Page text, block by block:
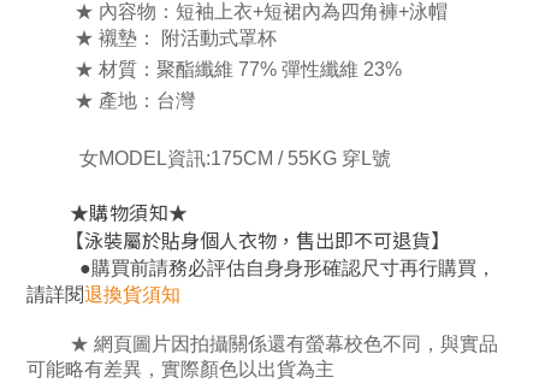
★ 內容物：短袖上衣+短裙內為四角褲+泳帽
★ 襯墊：
附活動式罩杯
★ 材質： 聚酯纖維 77% 彈性纖維 23%
★ 產地：台灣
女MODEL資訊:175CM / 55KG 穿L號
★購物須知★
【泳裝屬於貼身個人衣物，售出即不可退貨】
●購買前請務必評估自身身形確認尺寸再行購買 ，
請詳閱退換貨須知
★ 網頁圖片因拍攝關係還有螢幕校色不同，與實品
可能略有差異，實際顏色以出貨為主